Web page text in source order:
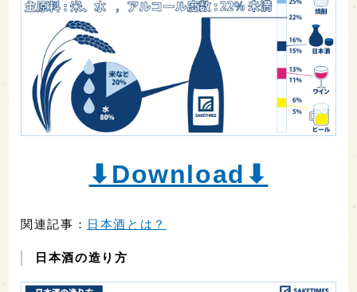
⬇︎Download⬇︎
関連記事： 日本酒とは？
日本酒の造り方